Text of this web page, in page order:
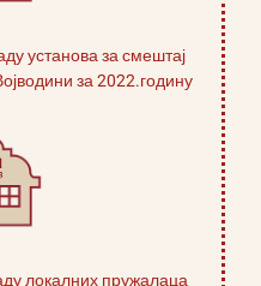
установа за смештај
за 2022.годину
локалних пружалаца